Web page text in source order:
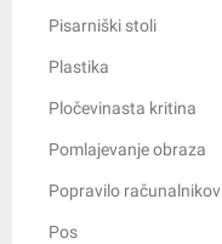
Pisarniški stoli
Plastika
Pločevinasta kritina
Pomlajevanje obraza
Popravilo računalnikov
Pos